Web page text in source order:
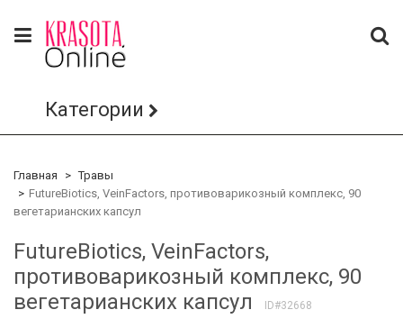
Категории
Главная
Травы
FutureBiotics, VeinFactors, противоварикозный комплекс, 90
вегетарианских капсул
FutureBiotics, VeinFactors,
противоварикозный комплекс, 90
вегетарианских капсул
ID#32668